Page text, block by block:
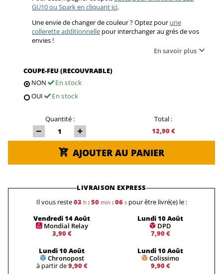
GU10 ou Spark en cliquant ici.
Une envie de changer de couleur ? Optez pour une
collerette additionnelle pour interchanger au grés de vos
envies !
En savoir plus
COUPE-FEU (RECOUVRABLE)
NON
En stock
OUI
En stock
Quantité :
Total :
12,90 €
AJOUTER AU PANIER
LIVRAISON EXPRESS
Il vous reste03 h : 50min : 05s pour être livré(e) le :
Vendredi 14 Août
Mondial Relay
3,90 €
Lundi 10 Août
DPD
7,90 €
Lundi 10 Août
Chronopost
à partir de9,90 €
Lundi 10 Août
Colissimo
9,90 €